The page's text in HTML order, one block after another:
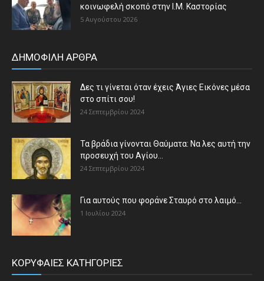
κοινωφελή σκοπό στην Ι.Μ. Καστορίας
5 Αυγούστου 2026
ΔΗΜΟΦΙΛΗ ΑΡΘΡΑ
Δες τι γίνεται όταν έχεις Άγιες Εικόνες μέσα
στο σπίτι σου!
24 Σεπτεμβρίου 2024
Τα βράδια γίνονται Θαύματα: Να λες αυτή την
προσευχή του Αγίου...
24 Σεπτεμβρίου 2024
Για αυτούς που φοράνε Σταυρό στο λαιμό…
1 Ιουλίου 2024
ΚΟΡΥΦΑΙΕΣ ΚΑΤΗΓΟΡΙΕΣ